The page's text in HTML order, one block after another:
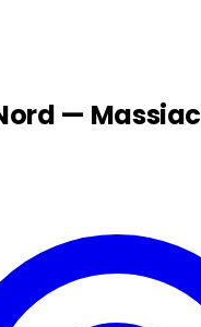
— Massiac